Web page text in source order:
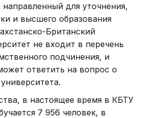
для уточнения,
и высшего образования
Британский
не входит в перечень
подчинения, и
ответить на вопрос о
в настоящее время в КБТУ
7 956 человек, в